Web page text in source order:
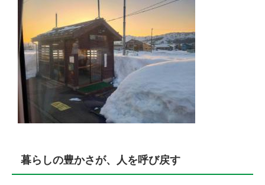
暮らしの豊かさが、人を呼び戻す